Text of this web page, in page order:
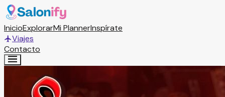
InicioExplorarMi PlannerInspírate
Viajes
Contacto